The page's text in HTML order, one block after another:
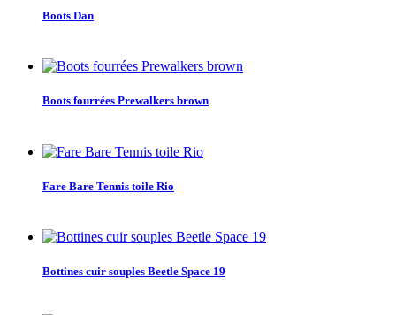
Boots Dan
Boots fourrées Prewalkers brown
Fare Bare Tennis toile Rio
Bottines cuir souples Beetle Space 19